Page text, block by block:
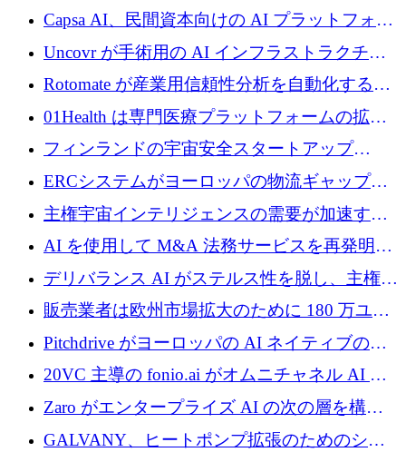
ブ ロボティクス プラットフォームを拡張する
ためにシリーズ C で最大 14 億ドルを確保
Capsa AI、民間資本向けの AI プラットフォー
ムを拡大するために 1,800 万ドルを調達
Uncovr が手術用の AI インフラストラクチャ
を構築するために 700 万ドルを調達
Rotomate が産業用信頼性分析を自動化するた
めに 210 万ユーロを調達
01Health は専門医療プラットフォームの拡大
に 1,500 万ドルを確保
フィンランドの宇宙安全スタートアップ
Aavuus が、スペースデブリ追跡に取り組むプ
レシード資金を獲得
ERCシステムがヨーロッパの物流ギャップを
埋めるために設計された重量物運搬用eVTOL
であるVictorを発表
主権宇宙インテリジェンスの需要が加速する
中、ICEYEは評価額100億ユーロ以上で4億
5,000万ユーロを調達
AI を使用して M&A 法務サービスを再発明す
るために 110 万ユーロを適切に確保
デリバランス AI がステルス性を脱し、主権の
あるエンタープライズ AI を強化
販売業者は欧州市場拡大のために 180 万ユー
ロを確保
Pitchdrive がヨーロッパの AI ネイティブの創
業者を支援するために 6,000 万ユーロを調達
20VC 主導の fonio.ai がオムニチャネル AI プ
ラットフォームのために 1,700 万ドルを調達
Zaro がエンタープライズ AI の次の層を構築
するために 510 万ドルを獲得
GALVANY、ヒートポンプ拡張のためのシー